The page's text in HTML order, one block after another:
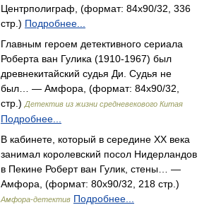
Центрполиграф, (формат: 84x90/32, 336
стр.) Подробнее...
Главным героем детективного сериала
Роберта ван Гулика (1910-1967) был
древнекитайский судья Ди. Судья не
был… — Амфора, (формат: 84x90/32,
стр.) Детектив из жизни средневекового Китая
Подробнее...
В кабинете, который в середине XX века
занимал королевский посол Нидерландов
в Пекине Роберт ван Гулик, стены… —
Амфора, (формат: 80x90/32, 218 стр.)
Амфора-детектив Подробнее...